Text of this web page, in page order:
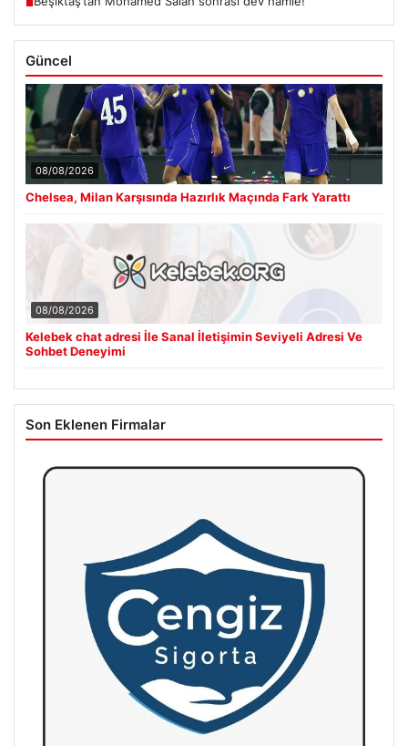
■
Güncel
08/08/2026
Chelsea, Milan Karşısında Hazırlık Maçında Fark Yarattı
08/08/2026
Kelebek chat adresi İle Sanal İletişimin Seviyeli Adresi Ve
Sohbet Deneyimi
Son Eklenen Firmalar